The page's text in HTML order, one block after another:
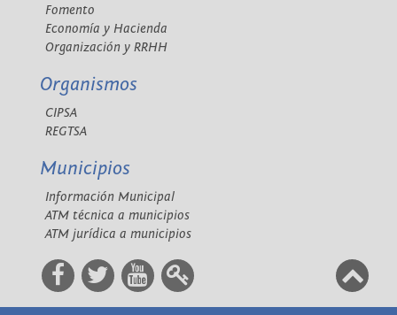
Fomento
Economía y Hacienda
Organización y RRHH
Organismos
CIPSA
REGTSA
Municipios
Información Municipal
ATM técnica a municipios
ATM jurídica a municipios